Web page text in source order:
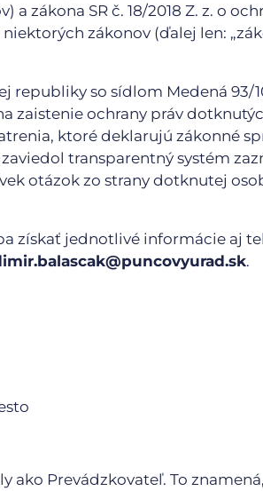
zákona SR č. 18/2018 Z. z. o
zákonov (ďalej len:
republiky so sídlom Medená 93/
zaistenie ochrany práv
ktoré deklarujú zákonné
transparentný systém
otázok zo strany dotknutej
získať jednotlivé informácie aj
.
ako Prevádzkovateľ. To